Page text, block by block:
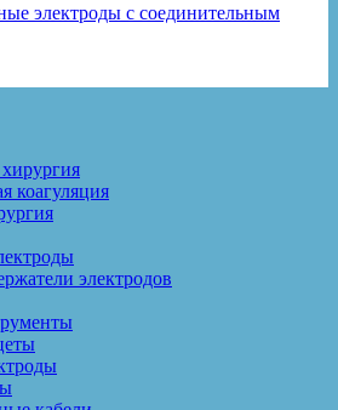
электроды с соединительным
коагуляция
электродов